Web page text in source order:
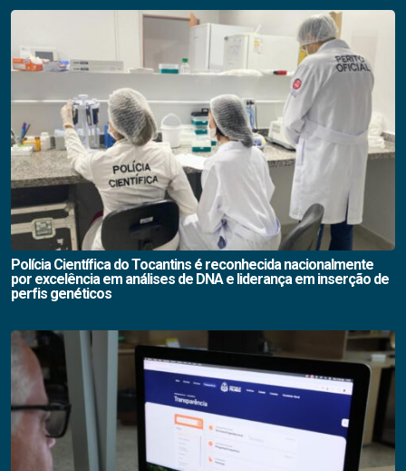
Polícia Científica do Tocantins é reconhecida nacionalmente
por excelência em análises de DNA e liderança em inserção de
perfis genéticos